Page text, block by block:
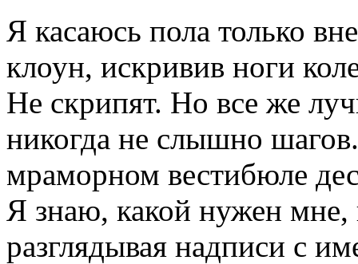
Я касаюсь пола только
клоун, искривив ноги
Не скрипят. Но все же
никогда не слышно
мраморном вестибюле
Я знаю, какой нужен мне,
разглядывая надписи с